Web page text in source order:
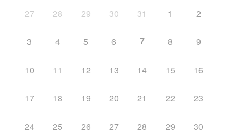
27
28 29 30 31 1 2
3 4 5 6 7 8 9
10 11 12 13 14 15 16
17 18 19 20 21 22 23
24 25 26 27 28 29 30